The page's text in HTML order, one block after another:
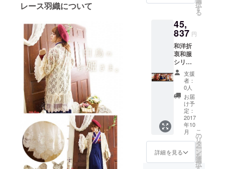
レース羽織について
9）
択
す
る
45,
837 円
和洋折
衷和服
シリー
ズ3点
セット
（和風
着物風
リボン
付き妖
精レー
ス羽織
ff1037
＆着物
風レー
ス帯ワ
ンピー
支援
者：
0人
お届
け予
定：
2017
年10
月
詳細を見る
こ
の
リ
タ
ー
ン
を
選
択